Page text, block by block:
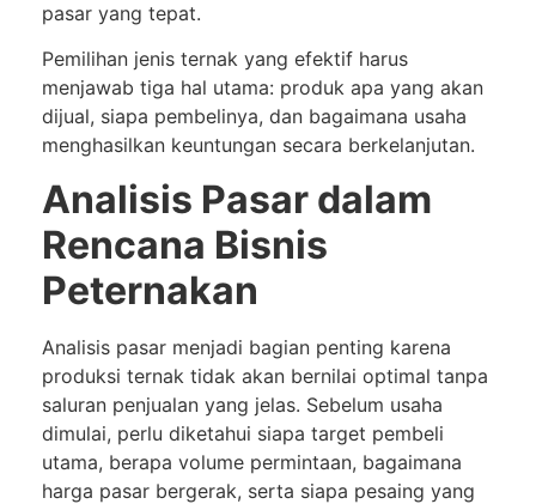
pasar yang tepat.
Pemilihan jenis ternak yang efektif harus
menjawab tiga hal utama: produk apa yang akan
dijual, siapa pembelinya, dan bagaimana usaha
menghasilkan keuntungan secara berkelanjutan.
Analisis Pasar dalam
Rencana Bisnis
Peternakan
Analisis pasar menjadi bagian penting karena
produksi ternak tidak akan bernilai optimal tanpa
saluran penjualan yang jelas. Sebelum usaha
dimulai, perlu diketahui siapa target pembeli
utama, berapa volume permintaan, bagaimana
harga pasar bergerak, serta siapa pesaing yang